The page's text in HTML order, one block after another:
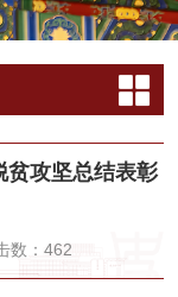
贫攻坚总结表彰
数： 462